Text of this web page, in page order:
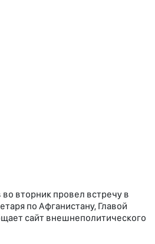
вторник провел встречу в
по Афганистану, Главой
сайт внешнеполитического